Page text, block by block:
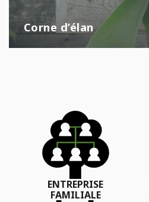
Corne d’élan
ENTREPRISE
FAMILIALE